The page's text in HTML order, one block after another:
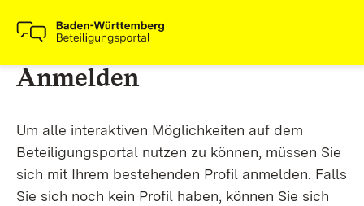
Anmelden
Um alle interaktiven Möglichkeiten auf dem
Beteiligungsportal nutzen zu können, müssen Sie
sich mit Ihrem bestehenden Profil anmelden. Falls
Sie sich noch kein Profil haben, können Sie sich